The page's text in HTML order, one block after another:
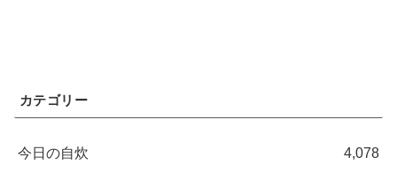
カテゴリー
今日の自炊 4,078